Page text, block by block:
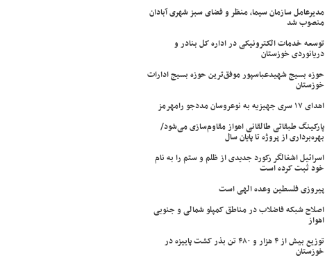
مدیرعامل سازمان سیما، منظر و فضای سبز شهری آبادان
منصوب شد
توسعه خدمات الکترونیکی در اداره کل بنادر و
دریانوردی خوزستان
حوزه بسیج شهیدعباسپور موفق‌ترین حوزه بسیج ادارات
خوزستان
اهدای ۱۷ سری جهیزیه به نوعروسان مددجو رامهرمز
پارکینگ طبقاتی طالقانی اهواز مقاوم‌سازی می‌شود/
بهره‌برداری از پروژه تا پایان سال
اسرائیل اشغالگر رکورد جدیدی از ظلم و ستم را به نام
خود ثبت کرده است
پیروزی فلسطین وعده الهی است
اصلاح شبکه فاضلاب در مناطق کمپلو شمالی و جنوبی
اهواز
توزیع بیش از ۴ هزار و ۴۸۰ تن بذر کشت پاییزه در
خوزستان